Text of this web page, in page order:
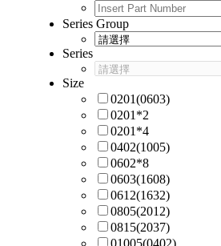
Series Group
Series
Size
0201(0603)
0201*2
0201*4
0402(1005)
0602*8
0603(1608)
0612(1632)
0805(2012)
0815(2037)
01005(0402)